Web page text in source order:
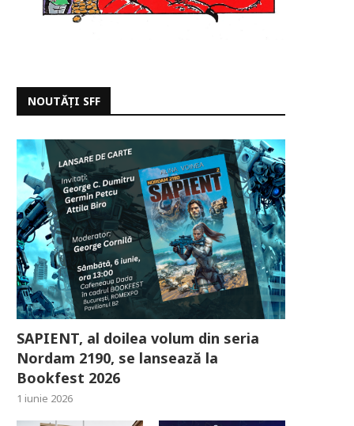
NOUTĂȚI SFF
SAPIENT, al doilea volum din seria
Nordam 2190, se lansează la
Bookfest 2026
1 iunie 2026